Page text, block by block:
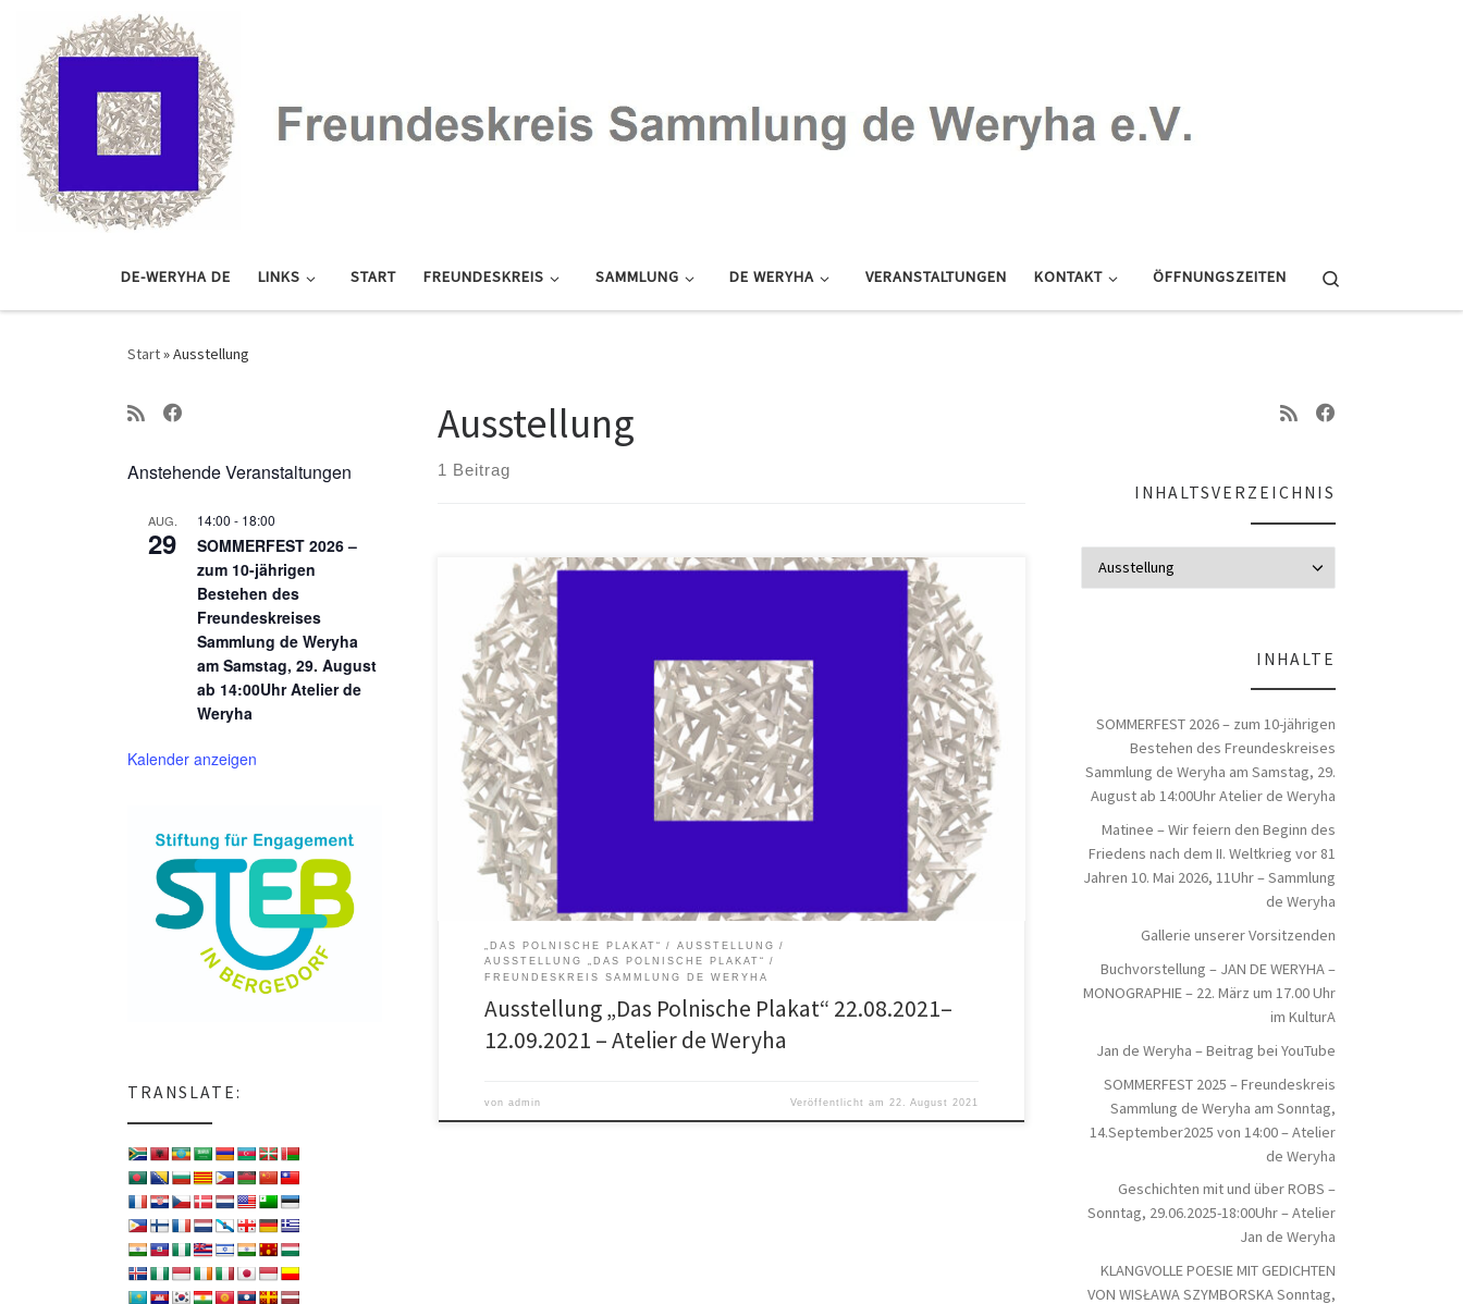
Zum Inhalt springen
DE-WERYHA DE LINKS START FREUNDESKREIS SAMMLUNG DE WERYHA VERANSTALTUNGEN KONTAKT ÖFFNUNGSZEITEN
Start»Ausstellung
Ausstellung
1 Beitrag
Der Freundeskreis Sammlung de Weryha e.V. lädt Sie herzlich ein zur Eröffnung der
Atelierausstellung der Werke von Jan de Weryha und der Ausstellung „Das Polnische
Plakat“ ab 22. August 2021 – 14 Uhr in das Atelierhaus von Jan de Weryha Reinbeker
Redder 81, 21031 Hamburg Um 15 Uhr Begrüßung und […]
„DAS POLNISCHE PLAKAT“
AUSSTELLUNG
AUSSTELLUNG „DAS POLNISCHE PLAKAT“
FREUNDESKREIS SAMMLUNG DE WERYHA
Ausstellung „Das Polnische Plakat“ 22.08.2021–
12.09.2021 – Atelier de Weryha
von admin Veröffentlicht am22. August 2021
Anstehende Veranstaltungen
AUG.
29
14:00 - 18:00
SOMMERFEST 2026 –
zum 10-jährigen
Bestehen des
Freundeskreises
Sammlung de Weryha
am Samstag, 29. August
ab 14:00Uhr Atelier de
Weryha
Kalender anzeigen
TRANSLATE:
INHALTSVERZEICHNIS
INHALTE
SOMMERFEST 2026 – zum 10-jährigen
Bestehen des Freundeskreises
Sammlung de Weryha am Samstag, 29.
August ab 14:00Uhr Atelier de Weryha
Matinee – Wir feiern den Beginn des
Friedens nach dem II. Weltkrieg vor 81
Jahren 10. Mai 2026, 11Uhr – Sammlung
de Weryha
Gallerie unserer Vorsitzenden
Buchvorstellung – JAN DE WERYHA –
MONOGRAPHIE – 22. März um 17.00 Uhr
im KulturA
Jan de Weryha – Beitrag bei YouTube
SOMMERFEST 2025 – Freundeskreis
Sammlung de Weryha am Sonntag,
14.September2025 von 14:00 – Atelier
de Weryha
Geschichten mit und über ROBS –
Sonntag, 29.06.2025-18:00Uhr – Atelier
Jan de Weryha
KLANGVOLLE POESIE MIT GEDICHTEN
VON WISŁAWA SZYMBORSKA Sonntag,